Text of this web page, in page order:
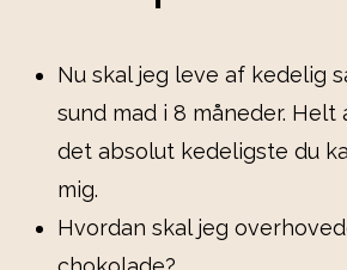
Nu skal jeg leve af kedelig
sund mad i 8 måneder.
det absolut kedeligste du
mig.
Hvordan skal jeg